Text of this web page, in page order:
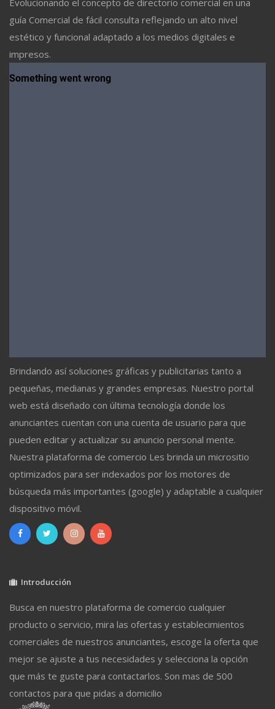
guía Comercial de fácil consulta reflejando un alto nivel
estético y funcional adaptado a los medios digitales e
impresos.
Brindando así soluciones gráficas y publicitarias tanto a
pequeñas, medianas y grandes empresas. Nuestro portal
web está diseñado con última tecnología donde los
anunciantes cuentan con una cuenta de usuario para que
pueden editar y actualizar su anuncio personal mente.
Nuestra plataforma de comercio Les brinda un micrositio
optimizados para ser indexados por los motores de
búsqueda más importantes (google) y adaptable a cualquier
dispositivo móvil.
Introducción
Busca en nuestro plataforma de comercio cualquier
producto o servicio, mira las ofertas y establecimientos
comerciales de nuestros anunciantes, escoge la oferta que
mejor se ajuste a tus necesidades y selecciona la opción
que más te guste para contactarlos. Son mas de 500
contactos para que pidas a domicilio